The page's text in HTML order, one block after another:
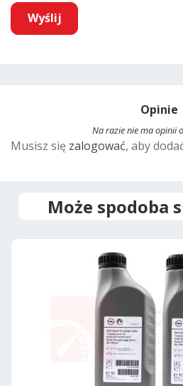
n
Opinie
Na razie nie ma opinii
Musisz się zalogować, aby
Może spodoba